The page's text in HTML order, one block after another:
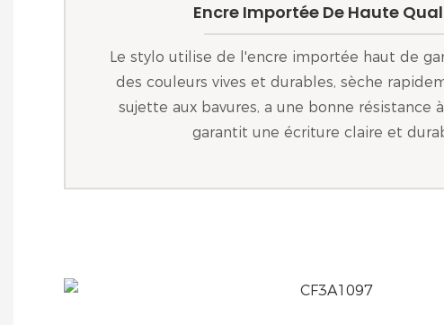
Encre Importée De Haute
Le stylo utilise de l'encre importée haut de
des couleurs vives et durables, sèche
sujette aux bavures, a une bonne résistance
garantit une écriture claire et